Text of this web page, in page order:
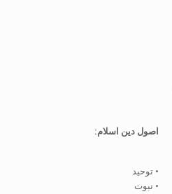
اصول دین اسلام:
• توحید
• نبوت